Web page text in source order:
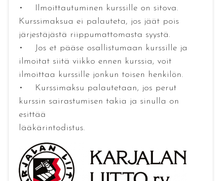
• Ilmoittautuminen kurssille on sitova.
Kurssimaksua ei palauteta, jos jäät pois
järjestäjästä riippumattomasta syystä.
• Jos et pääse osallistumaan kurssille ja
ilmoitat siitä viikko ennen kurssia, voit
ilmoittaa kurssille jonkun toisen henkilön.
• Kurssimaksu palautetaan, jos perut
kurssin sairastumisen takia ja sinulla on
esittää
lääkärintodistus.